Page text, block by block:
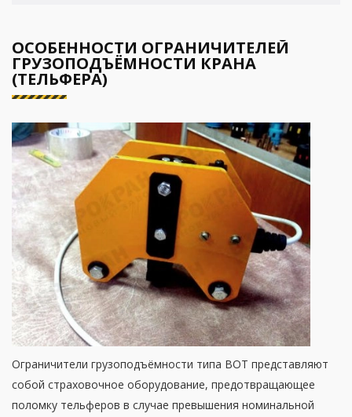
ОСОБЕННОСТИ ОГРАНИЧИТЕЛЕЙ
ГРУЗОПОДЪЁМНОСТИ КРАНА
(ТЕЛЬФЕРА)
Ограничители грузоподъёмности типа ВОТ представляют
собой страховочное оборудование, предотвращающее
поломку тельферов в случае превышения номинальной